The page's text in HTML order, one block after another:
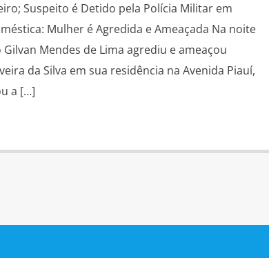
Suspeito é Detido pela Polícia Militar em
Mulher é Agredida e Ameaçada Na noite
Mendes de Lima agrediu e ameaçou
da Silva em sua residência na Avenida Piauí,
a […]